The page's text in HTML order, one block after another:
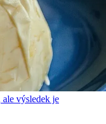
výsledek je